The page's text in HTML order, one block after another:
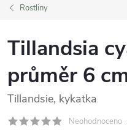
Rostliny
Tillandsia
průměr 6
Tillandsie, kykatka
Neohodnoceno